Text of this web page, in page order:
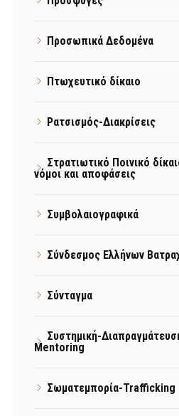
Προσωπικά Δεδομένα
Πτωχευτικό δίκαιο
Ρατσισμός-Διακρίσεις
Στρατιωτικό Ποινικό
νόμοι και αποφάσεις
Συμβολαιογραφικά
Σύνδεσμος Ελλήνων
Σύνταγμα
Συστημική-
Mentoring
Σωματεμπορία-Trafficking